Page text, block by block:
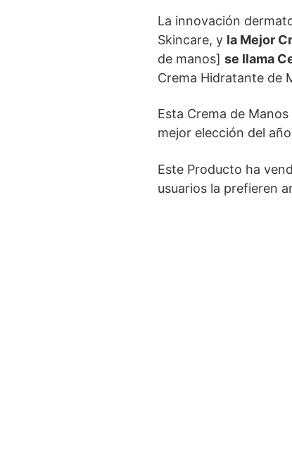
La innovación
Skincare, y la Mejor
de manos] se llama
Crema Hidratante de
Esta Crema de
mejor elección del
Este Producto ha
usuarios la prefieren